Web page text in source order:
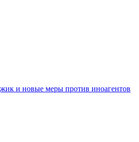
и новые меры против иноагентов